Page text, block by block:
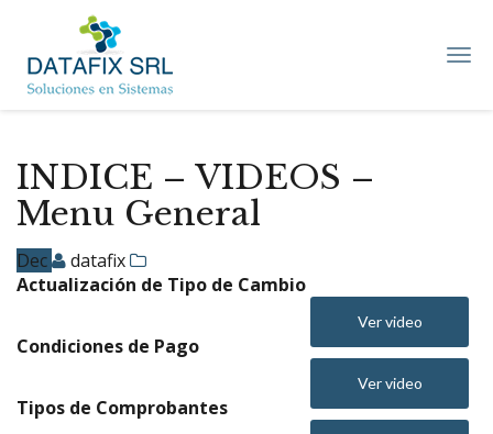
INDICE – VIDEOS –
Menu General
Dec
datafix
Actualización de Tipo de Cambio
Ver video
Condiciones de Pago
Ver video
Tipos de Comprobantes